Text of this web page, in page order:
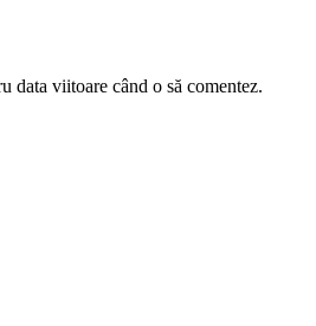
data viitoare când o să comentez.